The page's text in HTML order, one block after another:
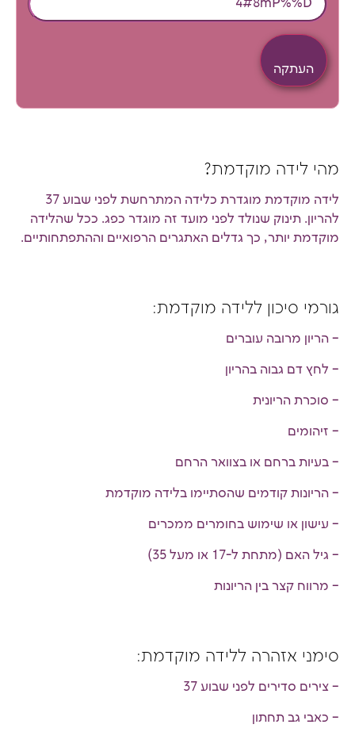
העתקה
מהי לידה מוקדמת?
לידה מוקדמת מוגדרת כלידה המתרחשת לפני שבוע 37
להריון. תינוק שנולד לפני מועד זה מוגדר כפג. ככל שהלידה
מוקדמת יותר, כך גדלים האתגרים הרפואיים וההתפתחותיים.
גורמי סיכון ללידה מוקדמת:
– הריון מרובה עוברים
– לחץ דם גבוה בהריון
– סוכרת הריונית
– זיהומים
– בעיות ברחם או בצוואר הרחם
– הריונות קודמים שהסתיימו בלידה מוקדמת
– עישון או שימוש בחומרים ממכרים
– גיל האם (מתחת ל-17 או מעל 35)
– מרווח קצר בין הריונות
סימני אזהרה ללידה מוקדמת:
– צירים סדירים לפני שבוע 37
– כאבי גב תחתון